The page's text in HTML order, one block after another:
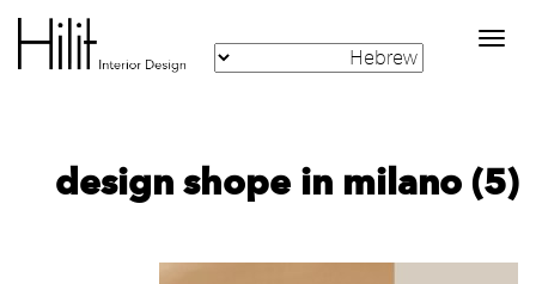
Toggle
navigation
design shope in milano (5)